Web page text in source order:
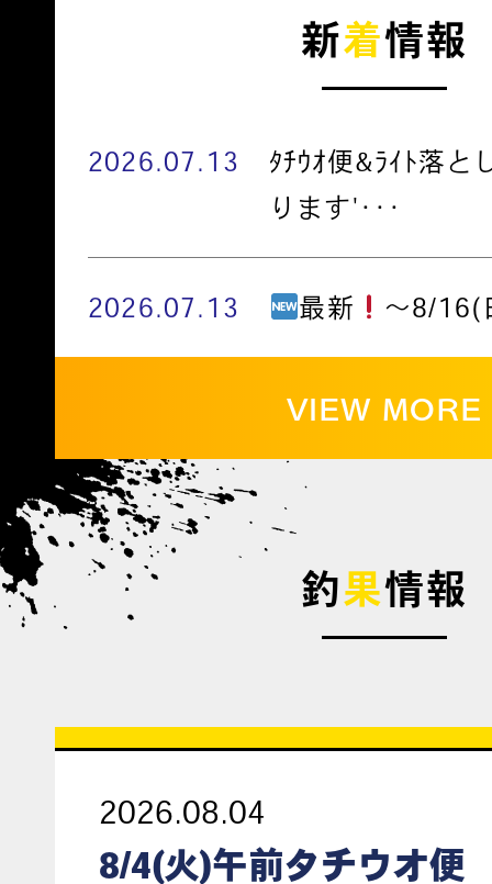
新着情報
2026.07.13
ﾀﾁｳｵ便&ﾗｲﾄ落と
ります'･･･
2026.07.13 最新 ～8/16(
VIEW MORE
釣果情報
2026.08.04
8/4(火)午前タチウオ便